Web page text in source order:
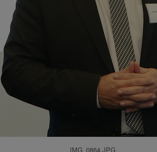
IMG_0864.JPG